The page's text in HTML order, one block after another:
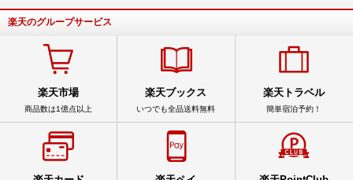
楽天のグループサービス
楽天市場
商品数は1億点以上
楽天ブックス
いつでも全品送料無料
楽天トラベル
簡単宿泊予約！